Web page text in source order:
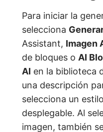
Para iniciar la
selecciona
Assistant, Imagen
de bloques o AI
AI en la biblioteca
una descripción
selecciona un
desplegable. Al
imagen, también